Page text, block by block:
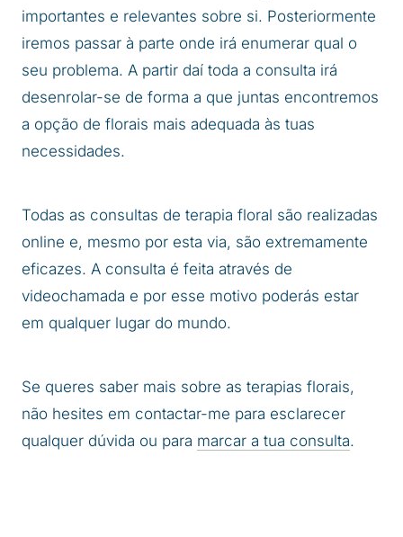
importantes e relevantes sobre si. Posteriormente
iremos passar à parte onde irá enumerar qual o
seu problema. A partir daí toda a consulta irá
desenrolar-se de forma a que juntas encontremos
a opção de florais mais adequada às tuas
necessidades.
Todas as consultas de terapia floral são realizadas
online e, mesmo por esta via, são extremamente
eficazes. A consulta é feita através de
videochamada e por esse motivo poderás estar
em qualquer lugar do mundo.
Se queres saber mais sobre as terapias florais,
não hesites em contactar-me para esclarecer
qualquer dúvida ou para marcar a tua consulta.